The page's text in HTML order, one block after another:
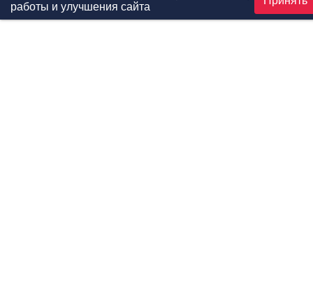
работы и улучшения сайта